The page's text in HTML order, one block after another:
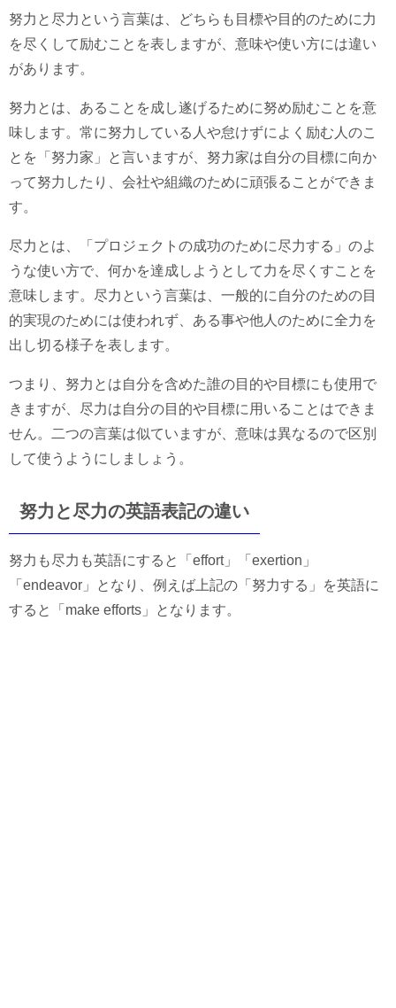
努力と尽力という言葉は、どちらも目標や目的のために力
を尽くして励むことを表しますが、意味や使い方には違い
があります。
努力とは、あることを成し遂げるために努め励むことを意
味します。常に努力している人や怠けずによく励む人のこ
とを「努力家」と言いますが、努力家は自分の目標に向か
って努力したり、会社や組織のために頑張ることができま
す。
尽力とは、「プロジェクトの成功のために尽力する」のよ
うな使い方で、何かを達成しようとして力を尽くすことを
意味します。尽力という言葉は、一般的に自分のための目
的実現のためには使われず、ある事や他人のために全力を
出し切る様子を表します。
つまり、努力とは自分を含めた誰の目的や目標にも使用で
きますが、尽力は自分の目的や目標に用いることはできま
せん。二つの言葉は似ていますが、意味は異なるので区別
して使うようにしましょう。
努力と尽力の英語表記の違い
努力も尽力も英語にすると「effort」「exertion」
「endeavor」となり、例えば上記の「努力する」を英語に
すると「make efforts」となります。